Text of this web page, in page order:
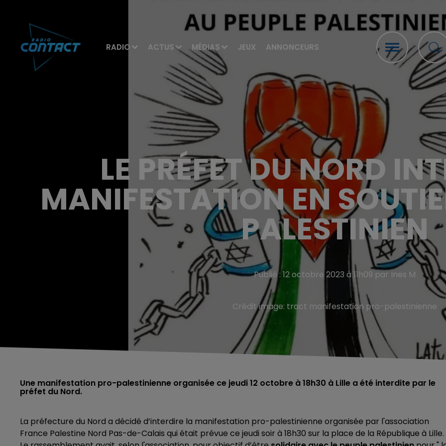
RADIO ACTUS MÉDIAS JEUX ANNONCEURS
LE PRÉFET DU NORD
MANIFESTATION EN
PALESTINIEN
Publié : 12 octobre 2023 à 11h09 par Ines M
Crédit image: tract manifestation pro-palestinienne
Une manifestation pro-palestinienne organisée ce jeudi 12 octobre à 18h30 à Lille a été interdite par le
préfet du Nord.
La préfecture du Nord a décidé d’interdire la manifestation pro-palestinienne organisée par l'association
France Palestine Nord Pas-de-Calais qui était prévue ce jeudi soir à 18h30 sur la place de la République à Lille.